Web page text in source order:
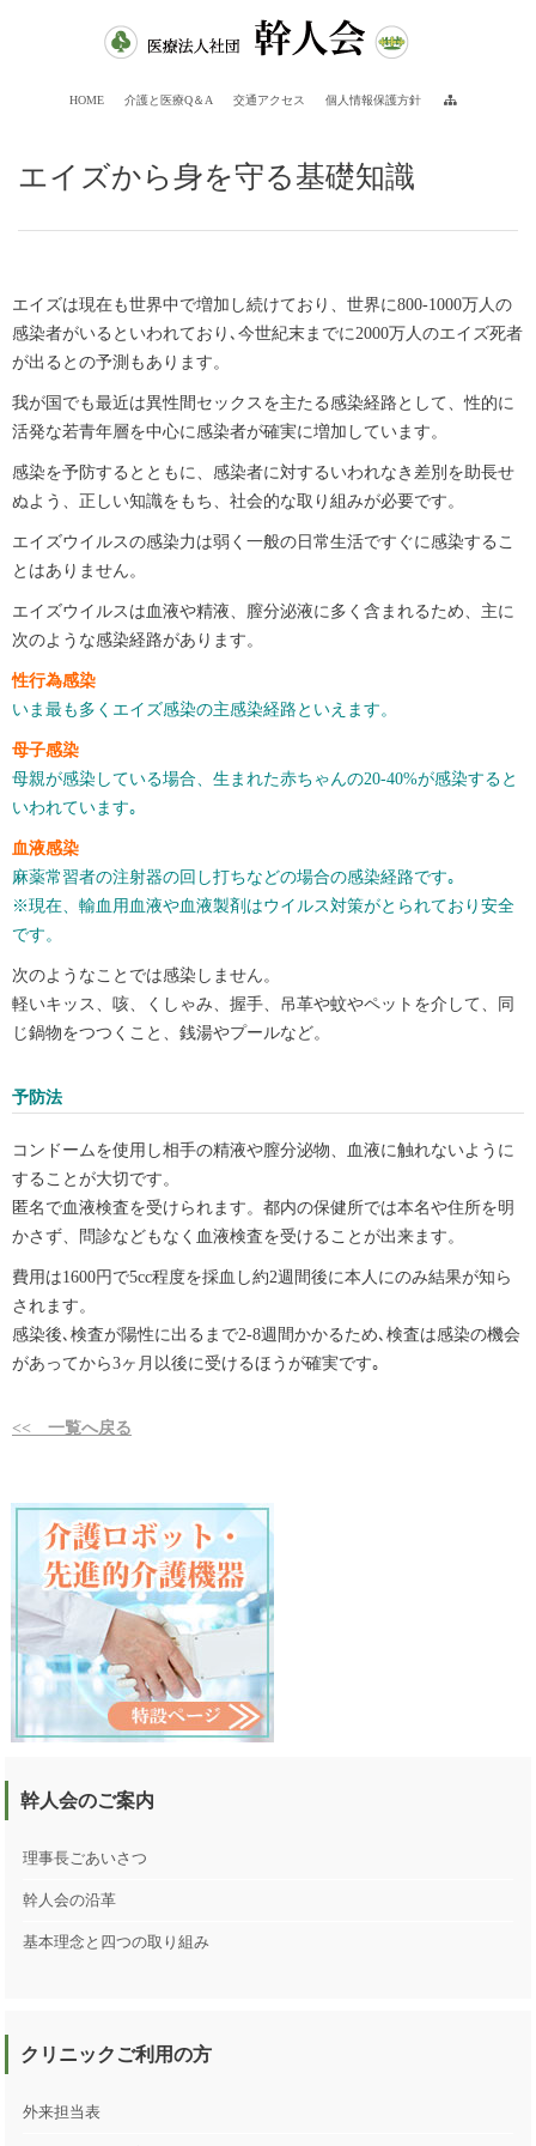
HOME 介護と医療Q＆A 交通アクセス 個人情報保護方針
エイズから身を守る基礎知識
エイズは現在も世界中で増加し続けており、世界に800-1000万人の
感染者がいるといわれており､今世紀末までに2000万人のエイズ死者
が出るとの予測もあります。
我が国でも最近は異性間セックスを主たる感染経路として、性的に
活発な若青年層を中心に感染者が確実に増加しています。
感染を予防するとともに、感染者に対するいわれなき差別を助長せ
ぬよう、正しい知識をもち、社会的な取り組みが必要です。
エイズウイルスの感染力は弱く一般の日常生活ですぐに感染するこ
とはありません。
エイズウイルスは血液や精液、膣分泌液に多く含まれるため、主に
次のような感染経路があります。
性行為感染
いま最も多くエイズ感染の主感染経路といえます。
母子感染
母親が感染している場合、生まれた赤ちゃんの20-40%が感染すると
いわれています｡
血液感染
麻薬常習者の注射器の回し打ちなどの場合の感染経路です｡
※現在、輸血用血液や血液製剤はウイルス対策がとられており安全
です。
次のようなことでは感染しません。
軽いキッス、咳、くしゃみ、握手、吊革や蚊やペットを介して、同
じ鍋物をつつくこと、銭湯やプールなど。
予防法
コンドームを使用し相手の精液や膣分泌物、血液に触れないように
することが大切です。
匿名で血液検査を受けられます。都内の保健所では本名や住所を明
かさず、問診などもなく血液検査を受けることが出来ます。
費用は1600円で5cc程度を採血し約2週間後に本人にのみ結果が知ら
されます。
感染後､検査が陽性に出るまで2-8週間かかるため､検査は感染の機会
があってから3ヶ月以後に受けるほうが確実です｡
<< 一覧へ戻る
幹人会のご案内
理事長ごあいさつ
幹人会の沿革
基本理念と四つの取り組み
クリニックご利用の方
外来担当表